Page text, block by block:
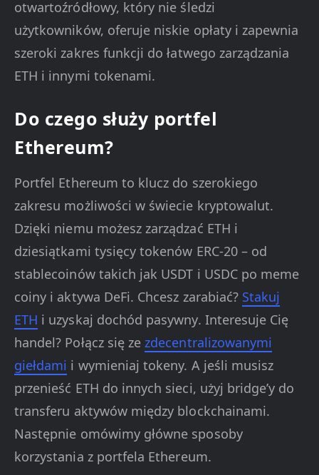
otwartoźródłowy, który nie śledzi
użytkowników, oferuje niskie opłaty i zapewnia
szeroki zakres funkcji do łatwego zarządzania
ETH i innymi tokenami.
Do czego służy portfel
Ethereum?
Portfel Ethereum to klucz do szerokiego
zakresu możliwości w świecie kryptowalut.
Dzięki niemu możesz zarządzać ETH i
dziesiątkami tysięcy tokenów ERC-20 – od
stablecoinów takich jak USDT i USDC po meme
coiny i aktywa DeFi. Chcesz zarabiać? Stakuj
ETH i uzyskaj dochód pasywny. Interesuje Cię
handel? Połącz się zezdecentralizowanymi
giełdami i wymieniaj tokeny. A jeśli musisz
przenieść ETH do innych sieci, użyj bridge’y do
transferu aktywów między blockchainami.
Następnie omówimy główne sposoby
korzystania z portfela Ethereum.